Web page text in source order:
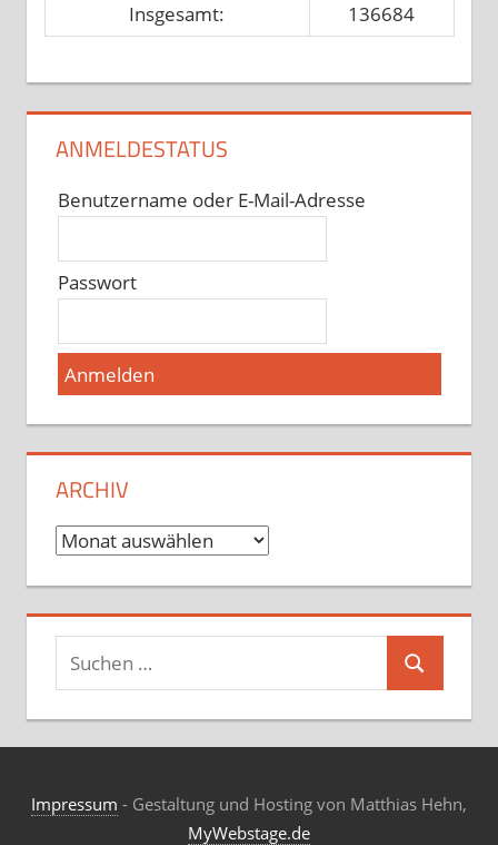
Insgesamt:
136684
ANMELDESTATUS
Benutzername oder E-Mail-Adresse
Passwort
ARCHIV
Archiv
Suchen
nach:
Suchen
Impressum - Gestaltung und Hosting von Matthias Hehn,
MyWebstage.de